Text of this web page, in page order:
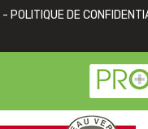
- POLITIQUE DE